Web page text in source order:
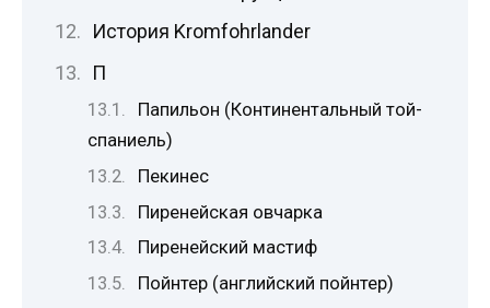
История Kromfohrlander
П
Папильон (Континентальный той-
спаниель)
Пекинес
Пиренейская овчарка
Пиренейский мастиф
Пойнтер (английский пойнтер)